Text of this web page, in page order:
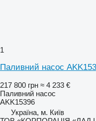
1
Паливний насос
217 800 грн ≈ 4 233 €
Паливний насос
AKK15396
Україна, м. Київ